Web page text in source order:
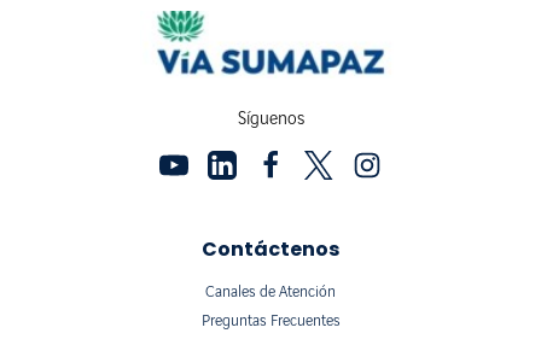
Síguenos
Contáctenos
Canales de Atención
Preguntas Frecuentes